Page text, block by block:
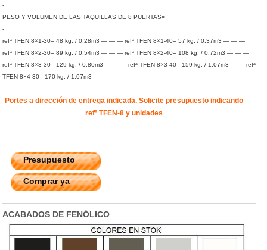
-
PESO Y VOLUMEN DE LAS TAQUILLAS DE 8 PUERTAS=
-
refª TFEN 8×1-30= 48 kg. / 0,28m3 — — — refª TFEN 8×1-40= 57 kg. / 0,37m3 — — —
refª TFEN 8×2-30= 89 kg. / 0,54m3 — — — refª TFEN 8×2-40= 108 kg. / 0,72m3 — — —
refª TFEN 8×3-30= 129 kg. / 0,80m3 — — — refª TFEN 8×3-40= 159 kg. / 1,07m3 — — refª
TFEN 8×4-30= 170 kg. / 1,07m3
Portes a dirección de entrega indicada. Solicite presupuesto indicando
refª TFEN-8 y unidades
Presupuesto
Comprar ya
ACABADOS DE FENÓLICO